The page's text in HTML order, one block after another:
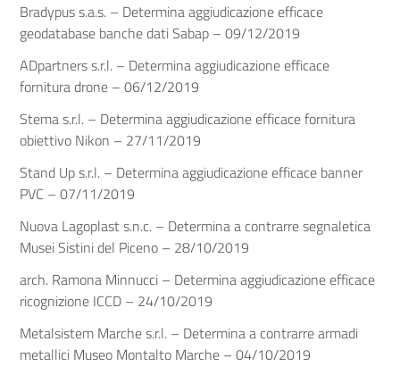
Bradypus s.a.s. – Determina aggiudicazione efficace
geodatabase banche dati Sabap – 09/12/2019
ADpartners s.r.l. – Determina aggiudicazione efficace
fornitura drone – 06/12/2019
Stema s.r.l. – Determina aggiudicazione efficace fornitura
obiettivo Nikon – 27/11/2019
Stand Up s.r.l. – Determina aggiudicazione efficace banner
PVC – 07/11/2019
Nuova Lagoplast s.n.c. – Determina a contrarre segnaletica
Musei Sistini del Piceno – 28/10/2019
arch. Ramona Minnucci – Determina aggiudicazione efficace
ricognizione ICCD – 24/10/2019
Metalsistem Marche s.r.l. – Determina a contrarre armadi
metallici Museo Montalto Marche – 04/10/2019